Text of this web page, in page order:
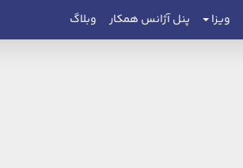
ویزا پنل آژانس همکار وبلاگ